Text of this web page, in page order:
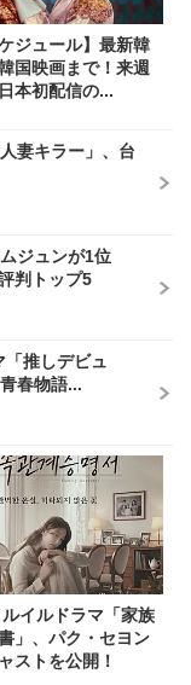
ケジュール】最新韓
国映画まで！来週
本初配信の...
妻キラー」、台
ジュンが1位
判トップ5
推しデビュ
春物語...
イルドラマ「家族
」、パク・セヨン
ストを公開！